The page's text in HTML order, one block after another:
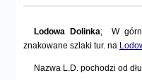
Lodowa Dolinka; W
znakowane szlaki tur. na
Nazwa L.D. pochodzi od